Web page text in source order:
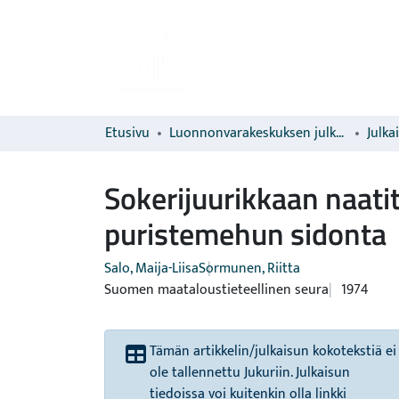
Etusivu Luonnonvarakeskuksen julkaisut
Sokerijuurikkaan
puristemehun sidonta
Salo, Maija-LiisaSormunen, Riitta
Suomen maataloustieteellinen seura 1974
Tämän artikkelin/julkaisun kokotekstiä ei
ole tallennettu Jukuriin. Julkaisun
tiedoissa voi kuitenkin olla linkki